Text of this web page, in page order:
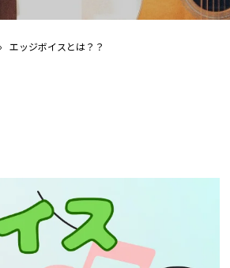
› エッジボイスとは？？